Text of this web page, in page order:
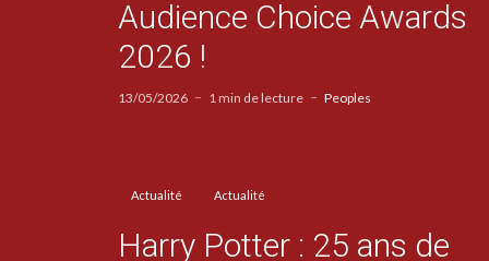
Audience Choice Awards
2026 !
13/05/2026 1 min de lecture Peoples
Actualité Actualité
Harry Potter : 25 ans de